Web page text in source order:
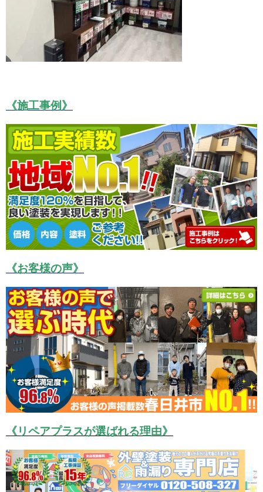
《施工事例》
《お客様の声》
《リペアプラスが選ばれる理由》